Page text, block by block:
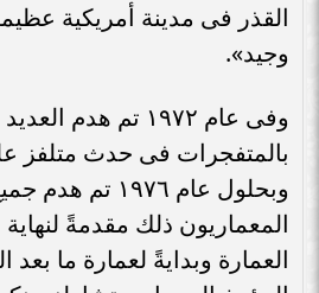
القذر فى مدينة أمريكية
وجيد».
وفى عام ١٩٧٢ تم هدم
بالمتفجرات فى حدث متلفز
وبحلول عام ١٩٧٦
المعماريون ذلك مقدمةً
العمارة وبدايةً لعمارة ما بعد